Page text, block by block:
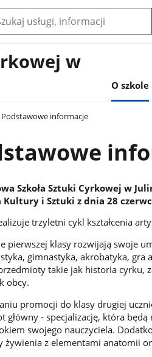
w
O szkole
Podstawowe informacje
Szkoła Sztuki Cyrkowej w
i Sztuki z dnia 28
trzyletni cykl kształcenia
pierwszej klasy rozwijają swoje
gimnastyka, akrobatyka, gra
takie jak historia cyrku,
obcy.
promocji do klasy drugiej
główny - specjalizację, która
swojego nauczyciela.
żywienia z elementami anatomii